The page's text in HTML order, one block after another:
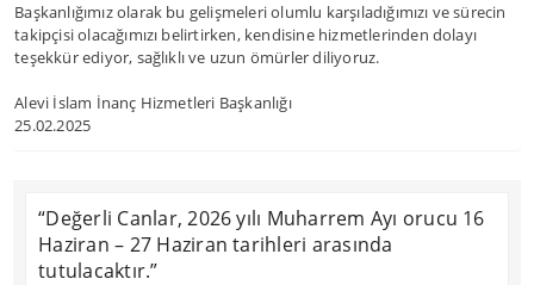
Başkanlığımız olarak bu gelişmeleri olumlu karşıladığımızı ve sürecin
takipçisi olacağımızı belirtirken, kendisine hizmetlerinden dolayı
teşekkür ediyor, sağlıklı ve uzun ömürler diliyoruz.
Alevi İslam İnanç Hizmetleri Başkanlığı
25.02.2025
“Değerli Canlar, 2026 yılı Muharrem Ayı orucu 16
Haziran – 27 Haziran tarihleri arasında
tutulacaktır.”